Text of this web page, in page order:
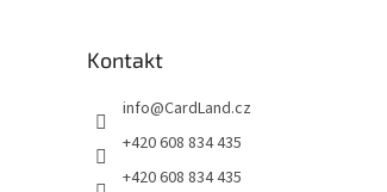
Kontakt
info@CardLand.cz
+420 608 834 435
+420 608 834 435